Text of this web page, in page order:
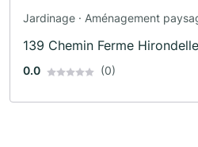
Jardinage · Aménagement
139 Chemin Ferme
0.0 (0)